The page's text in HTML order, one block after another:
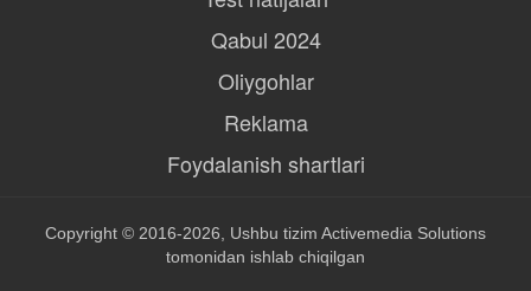
Qabul 2024
Oliygohlar
Reklama
Foydalanish shartlari
Copyright © 2016-2026, Ushbu tizim Activemedia Solutions
tomonidan ishlab chiqilgan